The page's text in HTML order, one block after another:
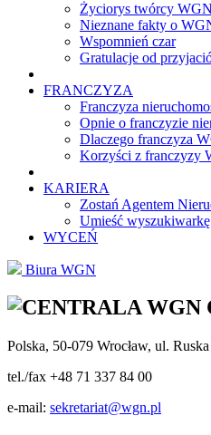
Życiorys twórcy WGN
Nieznane fakty o
Wspomnień czar
Gratulacje od
FRANCZYZA
Franczyza
Opnie o franczyzie
Dlaczego franczyza
Korzyści z franczyzy
KARIERA
Zostań Agentem
Umieść
WYCEŃ
Biura WGN
Polska, 50-079 Wrocław, ul.
tel./fax +48 71 337 84 00
e-mail: sekretariat@wgn.pl